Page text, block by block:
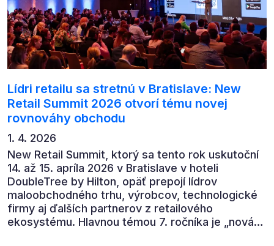
Lídri retailu sa stretnú v Bratislave: New
Retail Summit 2026 otvorí tému novej
rovnováhy obchodu
1. 4. 2026
New Retail Summit, ktorý sa tento rok uskutoční
14. až 15. apríla 2026 v Bratislave v hoteli
DoubleTree by Hilton, opäť prepojí lídrov
maloobchodného trhu, výrobcov, technologické
firmy aj ďalších partnerov z retailového
ekosystému. Hlavnou témou 7. ročníka je „nová